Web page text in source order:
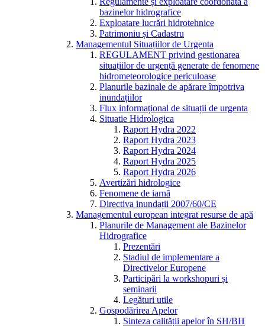
bazinelor hidrografice
Exploatare lucrări hidrotehnice
Patrimoniu și Cadastru
Managementul Situațiilor de Urgenta
REGULAMENT privind gestionarea
situațiilor de urgență generate de fenomene
hidrometeorologice periculoase
Planurile bazinale de apărare împotriva
inundațiilor
Flux informațional de situații de urgenta
Situatie Hidrologica
Raport Hydra 2022
Raport Hydra 2023
Raport Hydra 2024
Raport Hydra 2025
Raport Hydra 2026
Avertizări hidrologice
Fenomene de iarnă
Directiva inundații 2007/60/CE
Managementul european integrat resurse de apă
Planurile de Management ale Bazinelor
Hidrografice
Prezentări
Stadiul de implementare a
Directivelor Europene
Participări la workshopuri și
seminarii
Legături utile
Gospodărirea Apelor
Sinteza calității apelor în SH/BH